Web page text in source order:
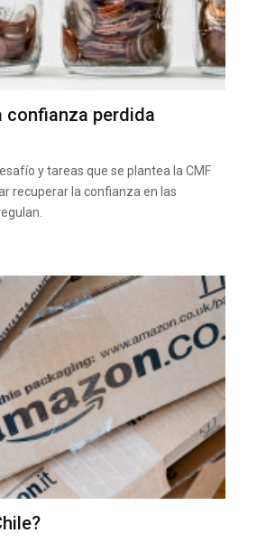
confianza perdida
y tareas que se plantea la CMF
recuperar la confianza en las